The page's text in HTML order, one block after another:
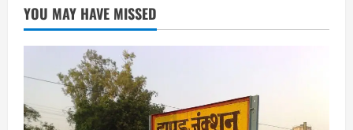
YOU MAY HAVE MISSED